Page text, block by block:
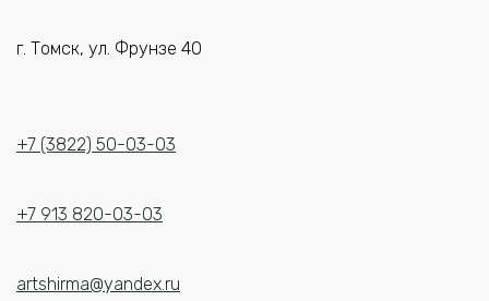
г. Томск, ул. Фрунзе 40
+7 (3822) 50-03-03
+7 913 820-03-03
artshirma@yandex.ru